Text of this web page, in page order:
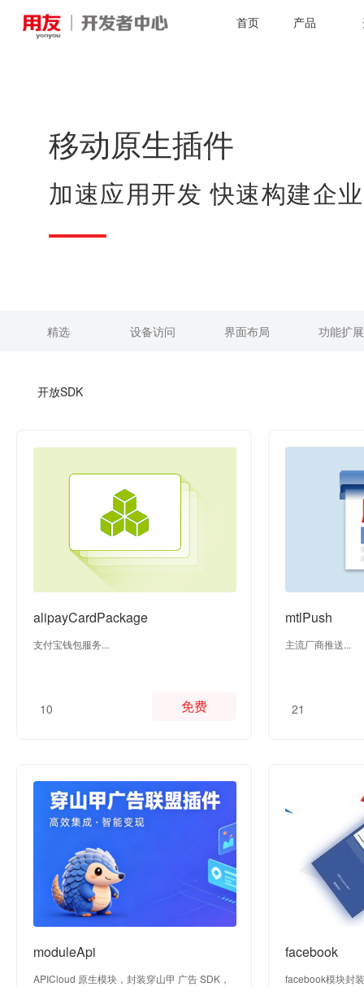
首页 产品
移动原生插件
加速应用开发 快速构建企
精选 设备访问 界面布局 功能扩展
开放SDK
alipayCardPackage
支付宝钱包服务...
10 免费
mtlPush
主流厂商推送...
21
moduleApi
APICloud 原生模块，封装穿山甲 广告 SDK，
facebook
facebook模块封